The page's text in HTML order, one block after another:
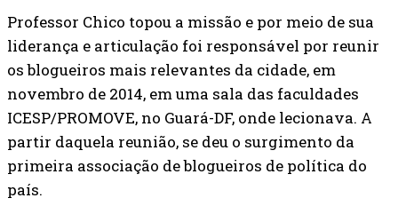
Professor Chico topou a missão e por meio de sua
liderança e articulação foi responsável por reunir
os blogueiros mais relevantes da cidade, em
novembro de 2014, em uma sala das faculdades
ICESP/PROMOVE, no Guará-DF, onde lecionava. A
partir daquela reunião, se deu o surgimento da
primeira associação de blogueiros de política do
país.